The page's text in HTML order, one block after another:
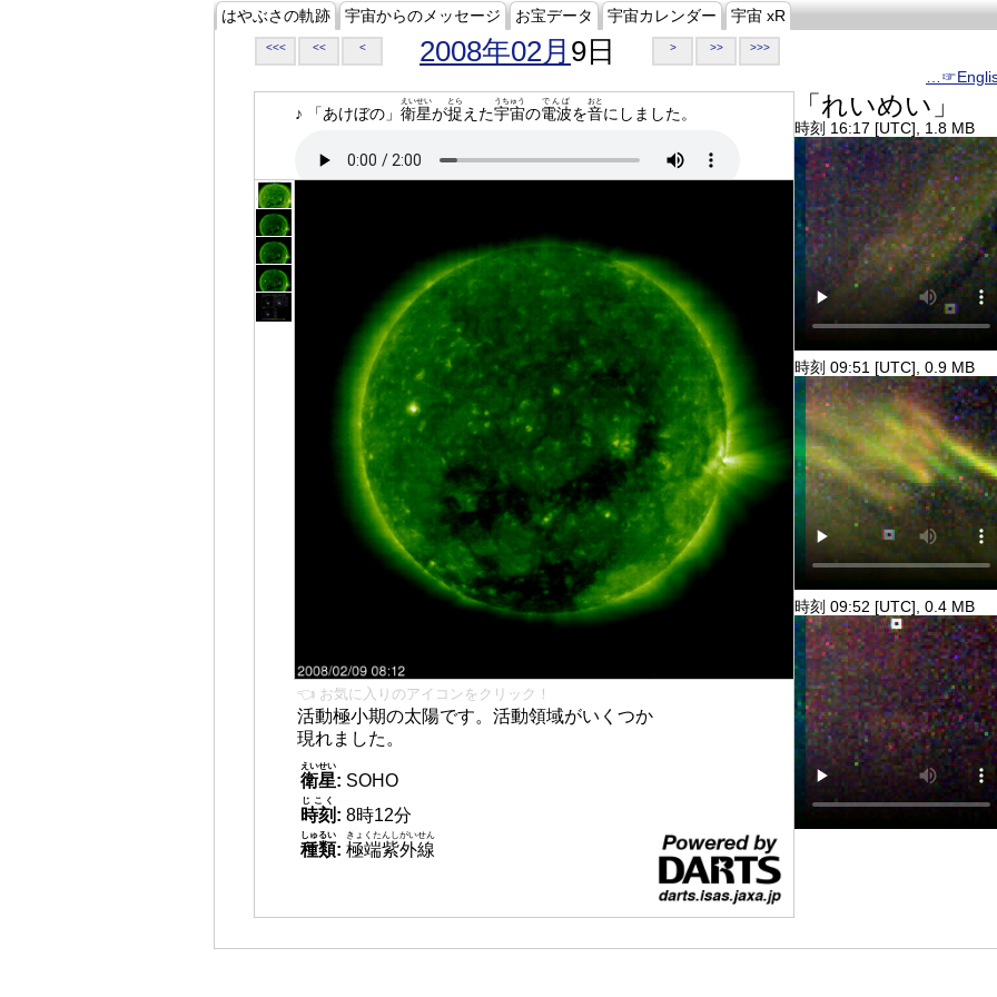
はやぶさの軌跡 宇宙からのメッセージ お宝データ 宇宙カレンダー 宇宙 xR
<<< << < 2008年02月 9日 > >> >>>
♪ 「あけぼの」 衛星
えいせい
が捉
とら
えた宇宙
うちゅう
の電波
でんぱ
を音
おと
にしました。
👈 お気に入りのアイコンをクリック！
活動極小期の太陽です。活動領域がいくつか
現れました。
衛星
えいせい
: SOHO
時刻
じこく
: 8時12分
種類
しゅるい
: 極端紫外線
きょくたんしがいせん
「れいめい」
時刻 16:17 [UTC], 1.8 MB
時刻 09:51 [UTC], 0.9 MB
時刻 09:52 [UTC], 0.4 MB